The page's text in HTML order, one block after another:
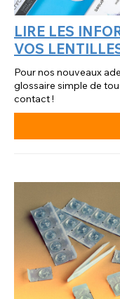
LIRE LES
VOS
Pour nos nouveaux
glossaire simple de
contact !